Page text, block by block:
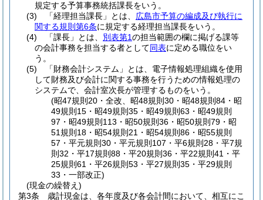
規定する予算事務統括課長をいう。
(3)
「経理担当課長」とは、 広島市予算の編成及び執行に
関する規則第6条に規定する経理担当課長をいう。
(4)
「課長」とは、 別表第1の担当範囲の欄に掲げる課等
の会計事務を担当する者として同表に定める職位をい
う。
(5)
「財務会計システム」とは、電子情報処理組織を使用
して財務及び会計に関する事務を行うための情報処理の
システムで、会計室次長が管理するものをいう。
(昭47規則20・全改、昭48規則30・昭48規則84・昭
49規則15・昭49規則35・昭49規則63・昭49規則
97・昭49規則113・昭50規則36・昭50規則79・昭
51規則18・昭54規則21・昭54規則86・昭55規則
57・平元規則30・平元規則107・平6規則28・平7規
則32・平17規則88・平20規則36・平22規則41・平
25規則61・平26規則53・平27規則35・平29規則
33・一部改正)
(現金の繰替え)
第3条
歳計現金は、各年度及び各会計間において、相互にこ